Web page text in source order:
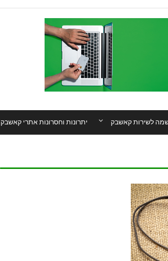
יתרונות וחסרונות אתרי קאשבק לשירות קאשבק